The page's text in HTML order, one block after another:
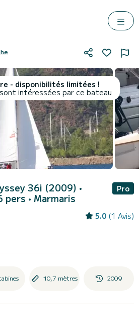
- disponibilités limitées !
intéressées par ce bateau
36i (2009) •
pers • Marmaris
Pro
5.0 (1 Avis)
10,7 mètres 2009